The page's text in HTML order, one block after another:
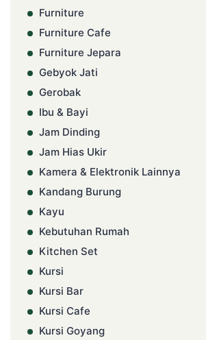
Furniture
Furniture Cafe
Furniture Jepara
Gebyok Jati
Gerobak
Ibu & Bayi
Jam Dinding
Jam Hias Ukir
Kamera & Elektronik Lainnya
Kandang Burung
Kayu
Kebutuhan Rumah
Kitchen Set
Kursi
Kursi Bar
Kursi Cafe
Kursi Goyang